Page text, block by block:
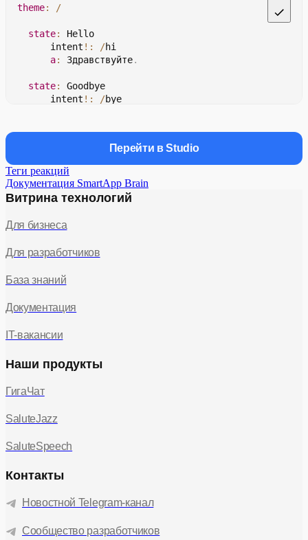
theme: /
state:
Hello
        intent
! : /hi
a: Здравствуйте.
state:
Goodbye
        intent
! : /bye
noMatch
a: Вы сказали: {{ $request.query }}
Перейти в Studio
Теги реакций
Документация SmartApp Brain
Витрина технологий
Для бизнеса
Для разработчиков
База знаний
Документация
IT-вакансии
Наши продукты
ГигаЧат
SaluteJazz
SaluteSpeech
Контакты
Новостной Telegram-канал
Сообщество разработчиков